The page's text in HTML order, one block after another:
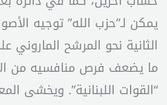
يمكن لـ”حزب الله” توجيه
الثانية نحو المرشح الماروني
ما يضعف فرص منافسيه من
“القوات اللبنانية”. ويخشى